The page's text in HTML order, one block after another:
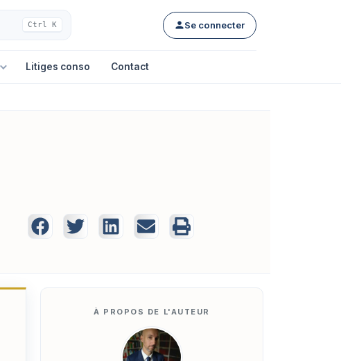
Ctrl K Se connecter
Litiges conso Contact